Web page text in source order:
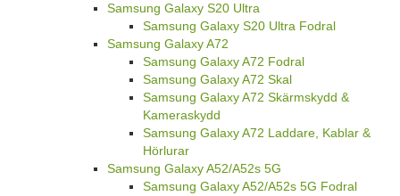
Samsung Galaxy S20 Ultra
Samsung Galaxy S20 Ultra Fodral
Samsung Galaxy A72
Samsung Galaxy A72 Fodral
Samsung Galaxy A72 Skal
Samsung Galaxy A72 Skärmskydd &
Kameraskydd
Samsung Galaxy A72 Laddare, Kablar &
Hörlurar
Samsung Galaxy A52/A52s 5G
Samsung Galaxy A52/A52s 5G Fodral